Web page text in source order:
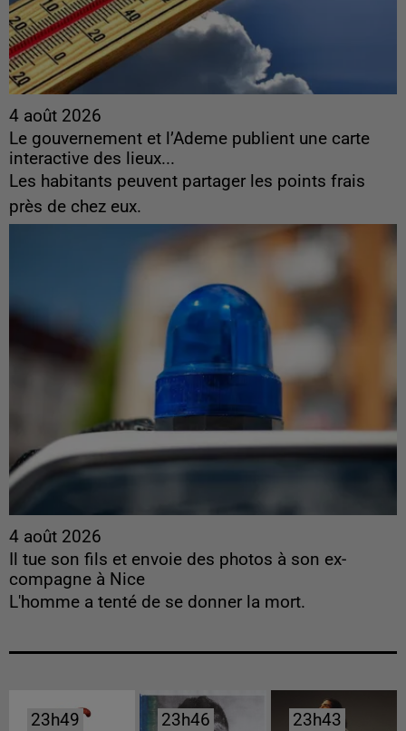
4 août 2026
Le gouvernement et l’Ademe publient une carte
interactive des lieux...
Les habitants peuvent partager les points frais
près de chez eux.
4 août 2026
Il tue son fils et envoie des photos à son ex-
compagne à Nice
L'homme a tenté de se donner la mort.
23h49
23h49 23h46
23h46 23h43
23h43